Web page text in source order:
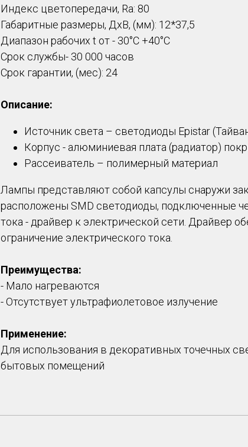
Индекс цветопередачи, Ra: 80
Габаритные размеры, ДхВ, (мм): 12*37,5
Диапазон рабочих t от - 30°C +40°C
Срок службы- 30 000 часов
Срок гарантии, (мес): 24
Описание:
Источник света – светодиоды Epistar
Корпус - алюминиевая плата (радиатор)
Рассеиватель – полимерный материал
Лампы представляют собой капсулы снаружи
расположены SMD светодиоды, подключенные
тока - драйвер к электрической сети. Драйвер
ограничение электрического тока.
Преимущества:
- Мало нагреваются
- Отсутствует ультрафиолетовое излучение
Применение:
Для использования в декоративных точечных
бытовых помещений